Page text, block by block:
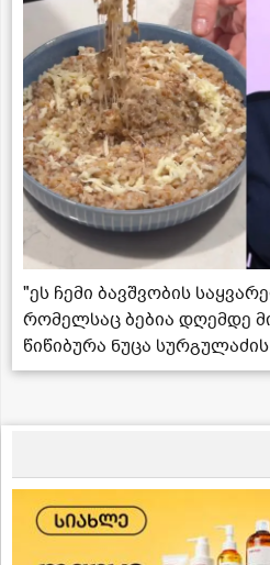
"ეს ჩემი ბავშვობის
რომელსაც ბებია დღემდე
წიწიბურა ნუცა